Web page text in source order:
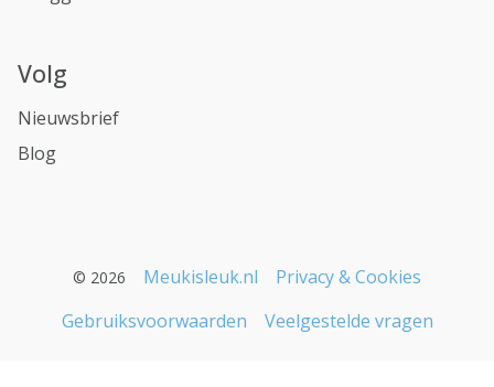
Volg
Nieuwsbrief
Blog
© 2026 Meukisleuk.nl
Privacy & Cookies
Gebruiksvoorwaarden
Veelgestelde vragen